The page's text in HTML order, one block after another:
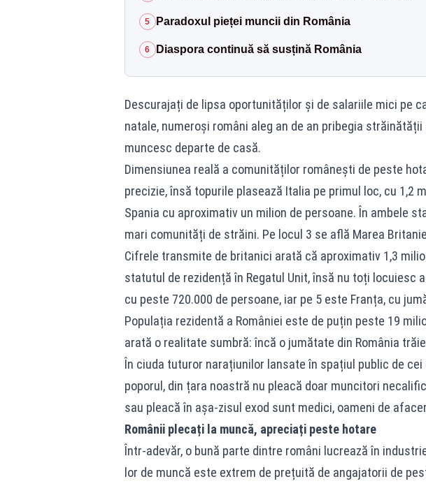
5 Paradoxul pieței muncii din România
6 Diaspora continuă să susțină România
Descurajați de lipsa oportunităților și de salariile mici pe
natale, numeroși români aleg an de an pribegia
muncesc departe de casă.
Dimensiunea reală a comunităților românești de peste
precizie, însă topurile plasează Italia pe primul loc, cu 1,2
Spania cu aproximativ un milion de persoane. În ambele
mari comunități de străini. Pe locul 3 se află Marea
Cifrele transmite de britanici arată că aproximativ 1,3
statutul de rezidență în Regatul Unit, însă nu toți locuiesc
cu peste 720.000 de persoane, iar pe 5 este Franța, cu
Populația rezidentă a României este de puțin peste 19
arată o realitate sumbră: încă o jumătate din România
În ciuda tuturor narațiunilor lansate în spațiul public de
poporul, din țara noastră nu pleacă doar muncitori
sau pleacă în așa-zisul exod sunt medici, oameni de
Românii plecați la muncă, apreciați peste hotare
Într-adevăr, o bună parte dintre români lucrează în
lor de muncă este extrem de prețuită de angajatorii de